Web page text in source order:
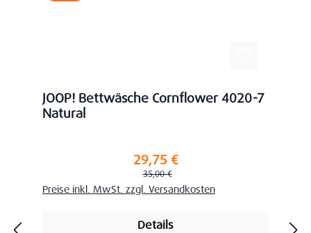
JOOP! Bettwäsche Cornflower 4020-7
Natural
29,75 €
Regulärer Preis:
35,00 €
Preise inkl. MwSt. zzgl. Versandkosten
Details